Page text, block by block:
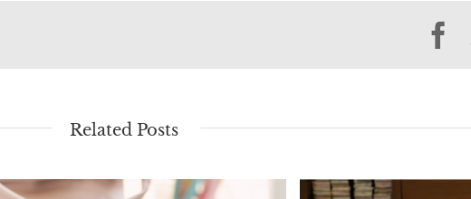
Related Posts